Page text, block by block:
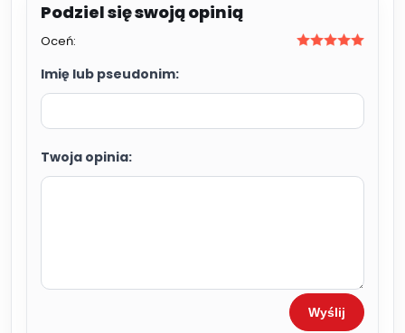
Oceń:
Imię lub pseudonim:
Twoja opinia:
Wyślij